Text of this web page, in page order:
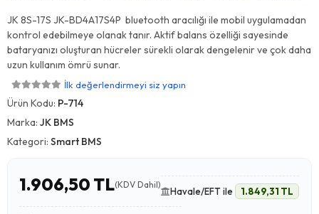
JK 8S-17S JK-BD4A17S4P bluetooth aracılığı ile mobil uygulamadan
kontrol edebilmeye olanak tanır. Aktif balans özelliği sayesinde
bataryanızı oluşturan hücreler sürekli olarak dengelenir ve çok daha
uzun kullanım ömrü sunar.
İlk değerlendirmeyi siz yapın
Ürün Kodu: P-714
Marka: JK BMS
Kategori: Smart BMS
1.906,50 TL(KDV Dahil)
Havale/EFT ile 1.849,31 TL